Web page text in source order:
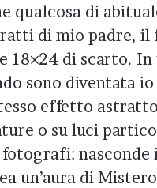
qualcosa di
di mio padre, il
18×24 di scarto. In
sono diventata
effetto
o su luci
un’aura di